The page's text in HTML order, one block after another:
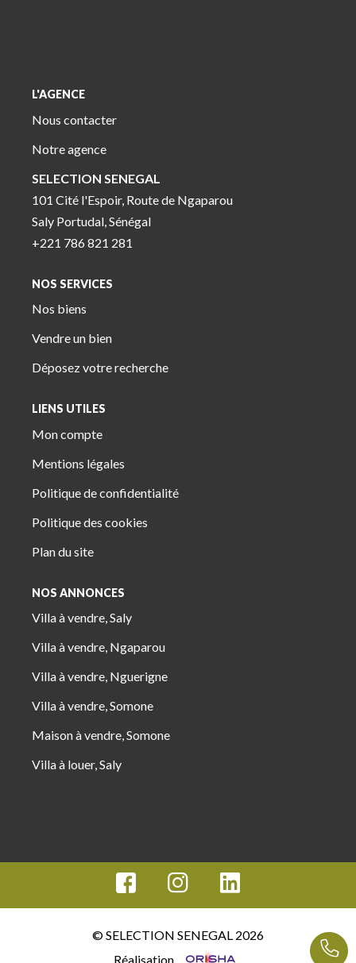
L'AGENCE
Nous contacter
Notre agence
SELECTION SENEGAL
101 Cité l'Espoir, Route de Ngaparou
Saly Portudal, Sénégal
+221 786 821 281
NOS SERVICES
Nos biens
Vendre un bien
Déposez votre recherche
LIENS UTILES
Mon compte
Mentions légales
Politique de confidentialité
Politique des cookies
Plan du site
NOS ANNONCES
Villa à vendre, Saly
Villa à vendre, Ngaparou
Villa à vendre, Nguerigne
Villa à vendre, Somone
Maison à vendre, Somone
Villa à louer, Saly
© SELECTION SENEGAL 2026
Réalisation